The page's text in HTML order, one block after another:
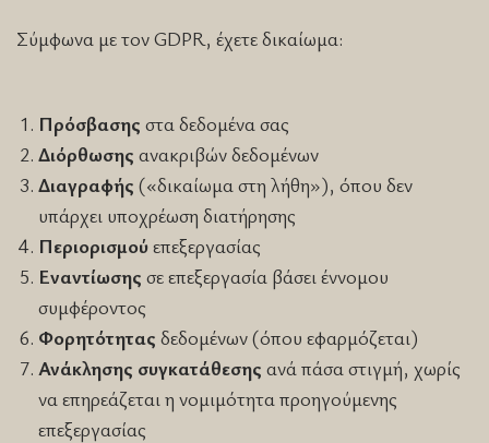
Σύμφωνα με τον GDPR, έχετε δικαίωμα:
Πρόσβασης στα δεδομένα σας
Διόρθωσης ανακριβών δεδομένων
Διαγραφής («δικαίωμα στη λήθη»), όπου δεν
υπάρχει υποχρέωση διατήρησης
Περιορισμούεπεξεργασίας
Εναντίωσης σε επεξεργασία βάσει έννομου
συμφέροντος
Φορητότητας δεδομένων (όπου εφαρμόζεται)
Ανάκλησης συγκατάθεσης ανά πάσα στιγμή, χωρίς
να επηρεάζεται η νομιμότητα προηγούμενης
επεξεργασίας